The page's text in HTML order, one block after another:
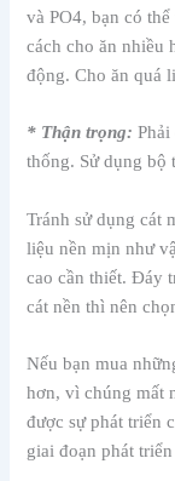
và PO4, bạn có
cách cho ăn nhiều
động. Cho ăn quá
* Thận trọng:
thống. Sử dụng bộ
Tránh sử dụng cát
liệu nền mịn như
cao cần thiết. Đáy
cát nền thì nên
Nếu bạn mua
hơn, vì chúng mất
được sự phát triển
giai đoạn phát triển